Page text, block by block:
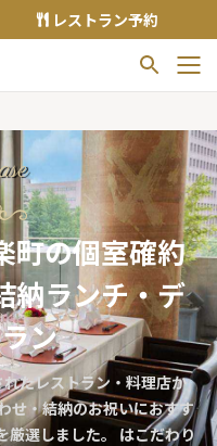
レストラン予約
がありません
ックすることで
できます。
りません
まで表示されます。
ら順に削除されます。
町の個室確約
納ランチ・デ
ン
たレストラン・料理店か
せ・結納のお祝いにおすす
厳選しました。 はこだわり